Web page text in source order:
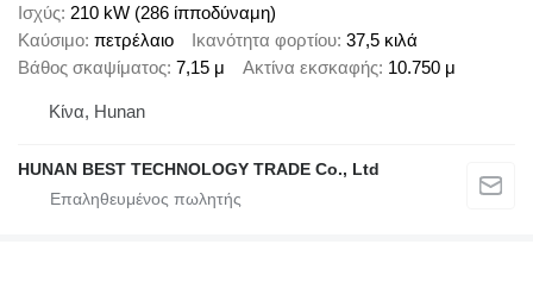
Ισχύς 210 kW (286 ίπποδύναμη)
Καύσιμο πετρέλαιο Ικανότητα φορτίου 37,5 κιλά
Βάθος σκαψίματος 7,15 μ Ακτίνα εκσκαφής 10.750 μ
Κίνα, Hunan
HUNAN BEST TECHNOLOGY TRADE Co., Ltd